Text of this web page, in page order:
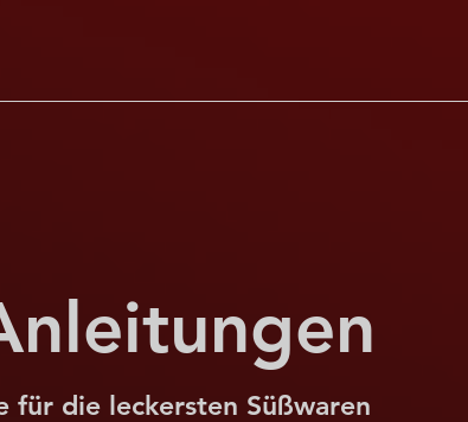
für die leckersten Süßwaren